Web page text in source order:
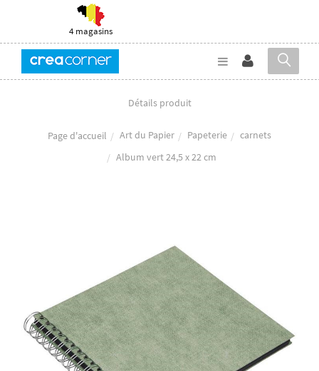
4 magasins
Détails produit
Page d'accueil Art du Papier Papeterie
carnets
Album vert 24,5 x 22 cm